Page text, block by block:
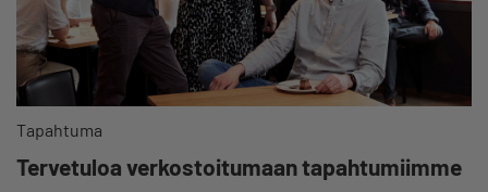
Tapahtuma
Tervetuloa verkostoitumaan tapahtumiimme